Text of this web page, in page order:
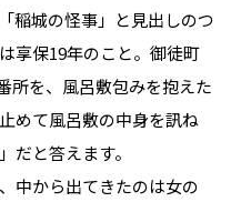
稲城の怪事」と見出しのつ
享保19年のこと。御徒町
所を、風呂敷包みを抱えた
めて風呂敷の中身を訊ね
だと答えます。
中から出てきたのは女の